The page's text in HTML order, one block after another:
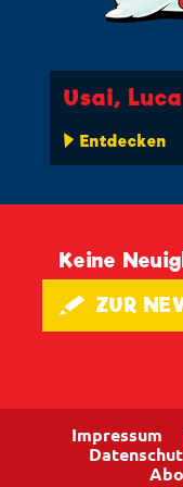
Usai, Luca
Entdecken
Keine
🖋 ZUR
Impressum